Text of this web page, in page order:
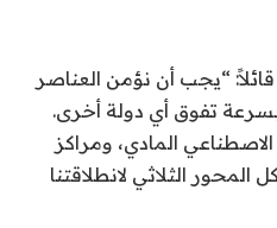
“يجب أن نؤمن العناصر
بسرعة تفوق أي دولة أخرى.
الاصطناعي المادي، ومراكز
المحور الثلاثي لانطلاقتنا